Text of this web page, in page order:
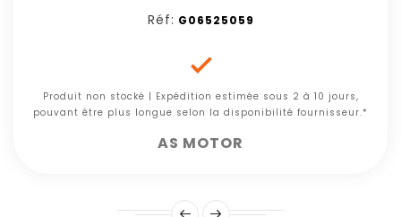
Réf: G06525059

Produit non stocké | Expédition estimée sous 2 à 10 jours,
pouvant être plus longue selon la disponibilité fournisseur.*
AS MOTOR